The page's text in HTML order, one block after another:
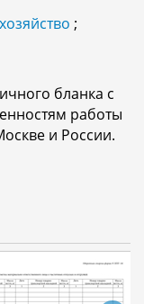
;
бланка с
работы
и России.